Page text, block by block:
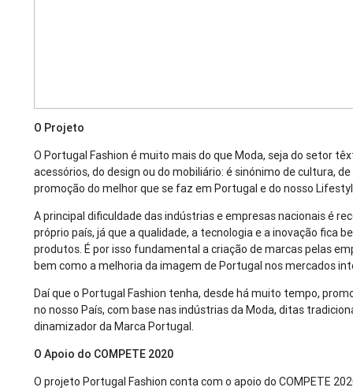
O Projeto
O Portugal Fashion é muito mais do que Moda, seja do setor
acessórios, do design ou do mobiliário: é sinónimo de cultura,
promoção do melhor que se faz em Portugal e do nosso
A principal dificuldade das indústrias e empresas nacionais é
próprio país, já que a qualidade, a tecnologia e a inovação fica
produtos. É por isso fundamental a criação de marcas pelas
bem como a melhoria da imagem de Portugal nos mercados
Daí que o Portugal Fashion tenha, desde há muito tempo,
no nosso País, com base nas indústrias da Moda, ditas
dinamizador da Marca Portugal.
O Apoio do COMPETE 2020
O projeto Portugal Fashion conta com o apoio do COMPETE